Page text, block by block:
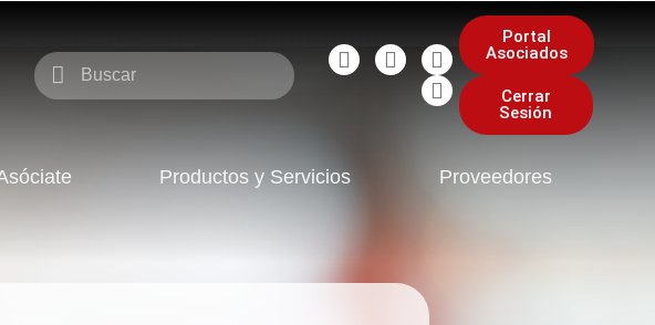
Portal
Asociados
Cerrar
Sesión
Productos y Servicios Proveedores